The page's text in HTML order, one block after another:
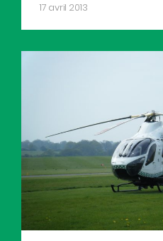
17 avril 2013